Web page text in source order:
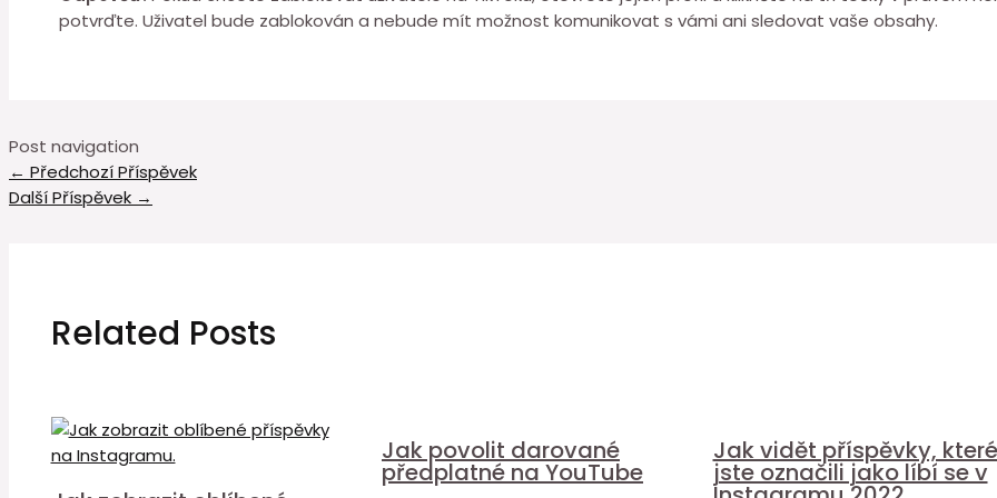
potvrďte. Uživatel bude zablokován a nebude mít možnost komunikovat s vámi ani sledovat vaše obsahy.
Post navigation
← Předchozí Příspěvek
Další Příspěvek →
Related Posts
Jak povolit darované
předplatné na YouTube
Jak vidět příspěvky, které
jste označili jako líbí se v